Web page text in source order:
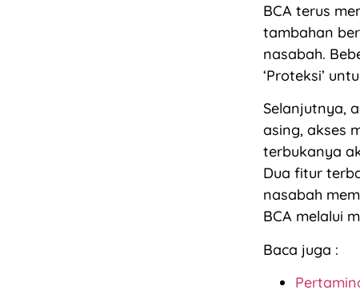
BCA terus
tambahan
nasabah.
‘Proteksi’
Selanjutnya,
asing, akses
terbukanya
Dua fitur
nasabah
BCA melalui
Baca juga :